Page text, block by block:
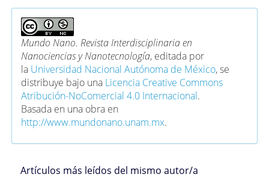
Mundo Nano. Revista Interdisciplinaria en
Nanociencias y Nanotecnología, editada por
la Universidad Nacional Autónoma de México, se
distribuye bajo una Licencia Creative Commons
Atribución-NoComercial 4.0 Internacional.
Basada en una obra en
http://www.mundonano.unam.mx.
Artículos más leídos del mismo autor/a